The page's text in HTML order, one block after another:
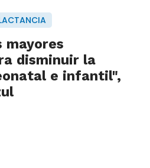
mayores
disminuir la
e infantil",